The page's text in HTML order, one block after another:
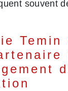
souvent
Temin